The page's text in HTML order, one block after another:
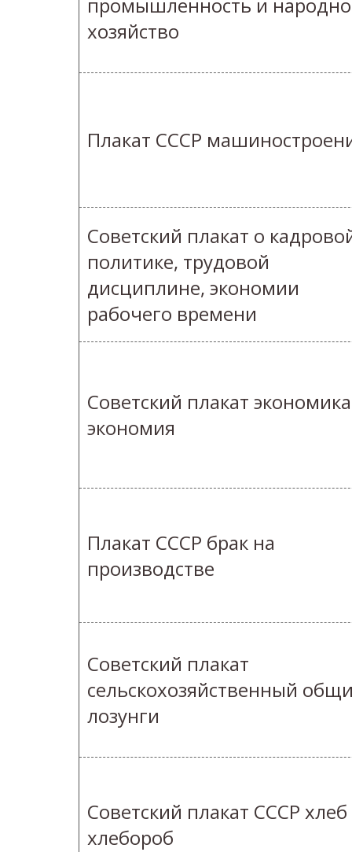
промышленность и
хозяйство
Плакат СССР
Советский плакат о
политике, трудовой
дисциплине, экономии
рабочего времени
Советский плакат
экономия
Плакат СССР брак на
производстве
Советский плакат
сельскохозяйственный
лозунги
Советский плакат СССР хлеб
хлебороб